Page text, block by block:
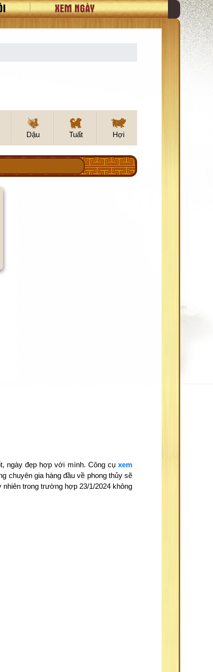
XEM NGÀY
Dậu Tuất Hợi
ngày đẹp hợp với mình. Công cụxem
chuyên gia hàng đầu về phong thủy sẽ
trong trường hợp 23/1/2024 không